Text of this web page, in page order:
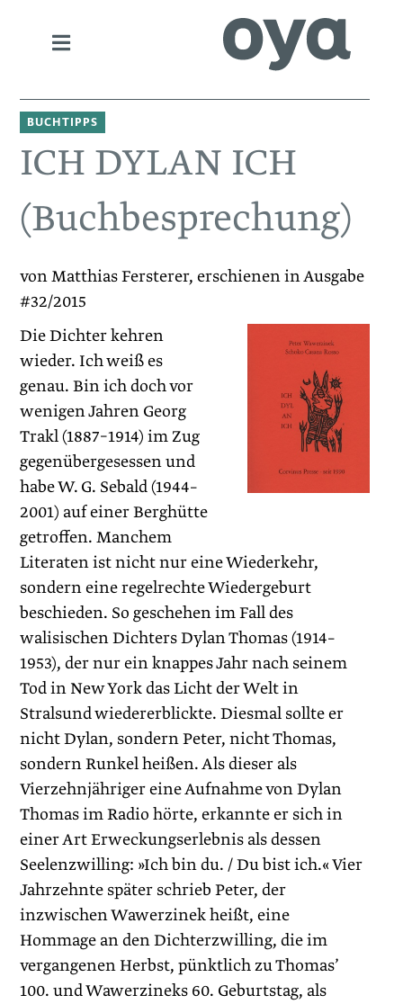
BUCHTIPPS
ICH DYLAN ICH
(Buchbesprechung)
von Matthias Fersterer, erschienen in Ausgabe
#32/2015
Die Dichter kehren
wieder. Ich weiß es
genau. Bin ich doch vor
wenigen Jahren Georg
Trakl (1887–1914) im Zug
gegenübergesessen und
habe W. G. Sebald (1944–
2001) auf einer Berghütte
getroffen. Manchem
Literaten ist nicht nur eine Wiederkehr,
sondern eine regelrechte Wiedergeburt
beschieden. So geschehen im Fall des
walisischen Dichters Dylan Thomas (1914–
1953), der nur ein knappes Jahr nach seinem
Tod in New York das Licht der Welt in
Stralsund wieder­erblickte. Diesmal sollte er
nicht Dylan, sondern Peter, nicht Thomas,
sondern Runkel heißen. Als dieser als
Vierzehnjähriger eine Aufnahme von Dylan
Thomas im Radio hörte, erkannte er sich in
einer Art Erweckungserlebnis als dessen
Seelenzwilling: »Ich bin du. / Du bist ich.« Vier
Jahrzehnte später schrieb Peter, der
inzwischen Wawerzinek heißt, eine
Hommage an den Dichterzwilling, die im
vergangenen Herbst, pünktlich zu Thomas’
100. und Wawerzineks 60. Geburtstag, als